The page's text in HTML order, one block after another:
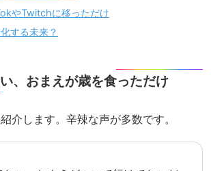
やTwitchに移っただけ
する未来？
、おまえが歳を食っただけ
介します。辛辣な声が多数です。